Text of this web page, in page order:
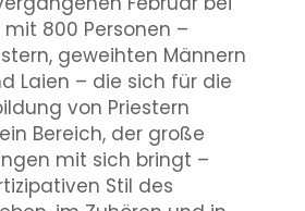
800 Personen –
geweihten Männern
Laien – die sich für die
von Priestern
Bereich, der große
mit sich bringt –
Stil des